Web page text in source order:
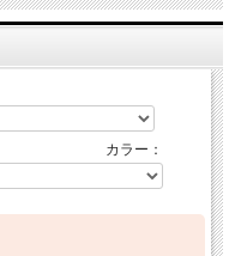
カラー：